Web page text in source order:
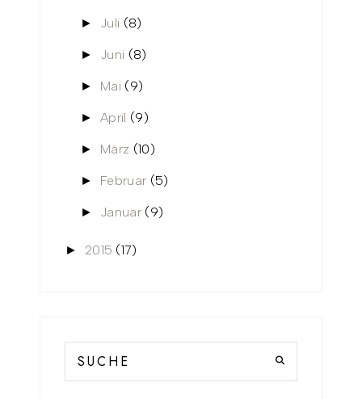
► Juli (8)
► Juni (8)
► Mai (9)
►April (9)
► März (10)
► Februar (5)
► Januar (9)
► 2015 (17)